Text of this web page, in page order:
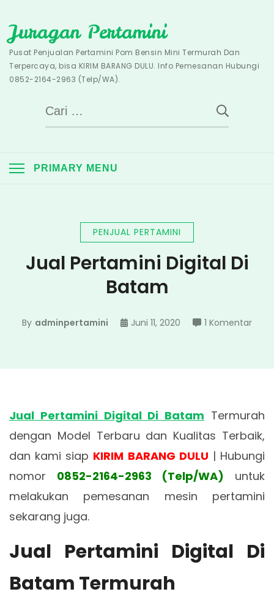
to
content
Juragan Pertamini
Pusat Penjualan Pertamini Pom Bensin Mini Termurah Dan
Terpercaya, bisa KIRIM BARANG DULU. Info Pemesanan Hubungi
0852-2164-2963 (Telp/WA).
Cari
untuk:
PRIMARY MENU
PENJUAL PERTAMINI
Jual Pertamini Digital Di
Batam
By adminpertamini Juni 11, 2020 1 Komentarpada
Jual Pertamini Digital Di Batam Termurah
dengan Model Terbaru dan Kualitas Terbaik,
dan kami siap KIRIM BARANG DULU | Hubungi
nomor 0852-2164-2963 (Telp/WA) untuk
melakukan pemesanan mesin pertamini
sekarang juga.
Jual Pertamini Digital Di
Batam Termurah